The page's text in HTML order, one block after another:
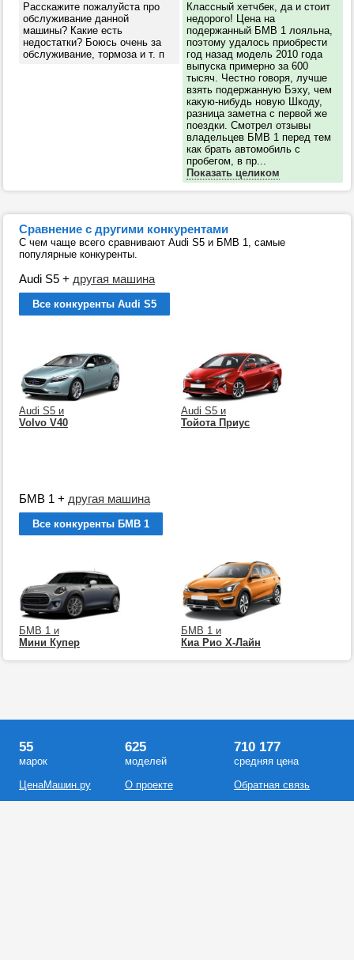
Расскажите пожалуйста про
обслуживание данной
машины? Какие есть
недостатки? Боюсь очень за
обслуживание, тормоза и т. п
Классный хетчбек, да и стоит
недорого! Цена на
подержанный БМВ 1 лояльна,
поэтому удалось приобрести
год назад модель 2010 года
выпуска примерно за 600
тысяч. Честно говоря, лучше
взять подержанную Бэху, чем
какую-нибудь новую Шкоду,
разница заметна с первой же
поездки. Смотрел отзывы
владельцев БМВ 1 перед тем
как брать автомобиль с
пробегом, в пр...
Показать целиком
Сравнение с другими конкурентами
С чем чаще всего сравнивают Audi S5 и БМВ 1, самые
популярные конкуренты.
Audi S5 + другая машина
Все конкуренты Audi S5
Audi S5 и
Volvo V40
Audi S5 и
Тойота Приус
БМВ 1 + другая машина
Все конкуренты БМВ 1
БМВ 1 и
Мини Купер
БМВ 1 и
Киа Рио Х-Лайн
55
марок
ЦенаМашин.ру
625
моделей
О проекте
710 177
средняя цена
Обратная связь